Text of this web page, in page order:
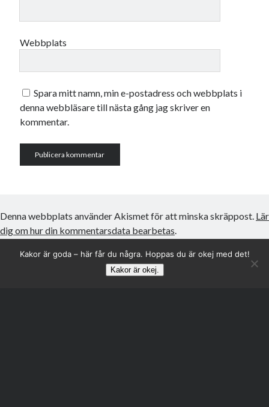
Webbplats
Spara mitt namn, min e-postadress och webbplats i
denna webbläsare till nästa gång jag skriver en
kommentar.
Denna webbplats använder Akismet för att minska skräppost. Lär
dig om hur din kommentarsdata bearbetas.
Kakor är goda – här får du några. Hoppas du är okej med det!
Kakor är okej.